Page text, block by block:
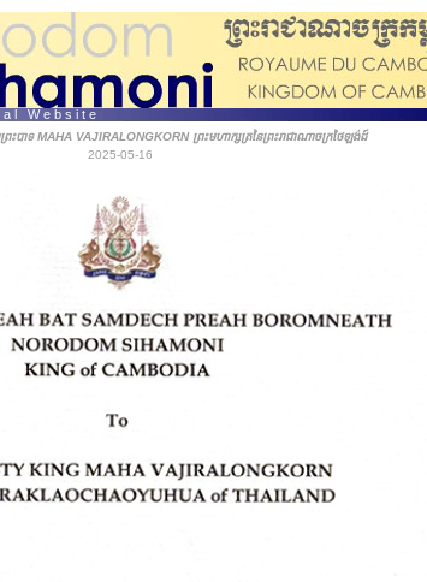
a l W e b s i t e
ាព្រះបាទ MAHA VAJIRALONGKORN ព្រះមហាក្សត្រនៃព្រះរាជាណាចក្រថៃឡង់ដ៍
2025-05-16